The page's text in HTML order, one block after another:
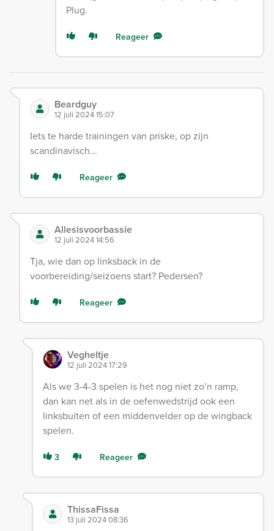
Plug.
Reageer
Beardguy
12 juli 2024 15:07
Iets te harde trainingen van priske, op zijn
scandinavisch...
Reageer
Allesisvoorbassie
12 juli 2024 14:56
Tja, wie dan op linksback in de
voorbereiding/seizoens start? Pedersen?
Reageer
Vegheltje
12 juli 2024 17:29
Als we 3-4-3 spelen is het nog niet zo’n ramp,
dan kan net als in de oefenwedstrijd ook een
linksbuiten of een middenvelder op de wingback
spelen.
3 Reageer
ThissaFissa
13 juli 2024 08:36